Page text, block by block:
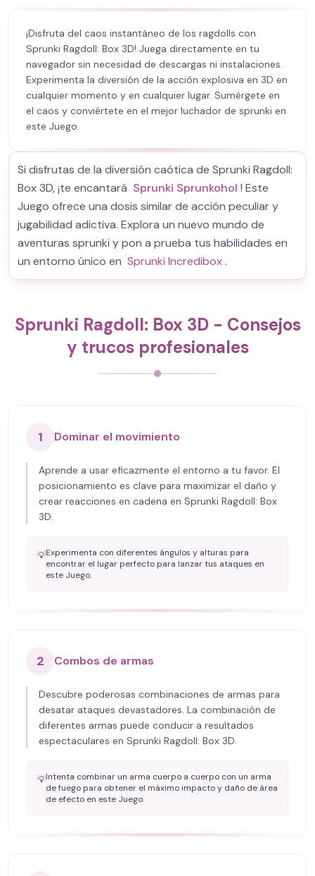
¡Disfruta del caos instantáneo de los ragdolls con
Sprunki Ragdoll: Box 3D! Juega directamente en tu
navegador sin necesidad de descargas ni instalaciones.
Experimenta la diversión de la acción explosiva en 3D en
cualquier momento y en cualquier lugar. Sumérgete en
el caos y conviértete en el mejor luchador de sprunki en
este Juego.
Si disfrutas de la diversión caótica de Sprunki Ragdoll:
Box 3D, ¡te encantará Sprunki Sprunkohol ! Este
Juego ofrece una dosis similar de acción peculiar y
jugabilidad adictiva. Explora un nuevo mundo de
aventuras sprunki y pon a prueba tus habilidades en
un entorno único en Sprunki Incredibox.
Sprunki Ragdoll: Box 3D - Consejos
y trucos profesionales
1 Dominar el movimiento
Aprende a usar eficazmente el entorno a tu favor. El
posicionamiento es clave para maximizar el daño y
crear reacciones en cadena en Sprunki Ragdoll: Box
3D.
💡Experimenta con diferentes ángulos y alturas para
encontrar el lugar perfecto para lanzar tus ataques en
este Juego.
2 Combos de armas
Descubre poderosas combinaciones de armas para
desatar ataques devastadores. La combinación de
diferentes armas puede conducir a resultados
espectaculares en Sprunki Ragdoll: Box 3D.
💡Intenta combinar un arma cuerpo a cuerpo con un arma
de fuego para obtener el máximo impacto y daño de área
de efecto en este Juego.